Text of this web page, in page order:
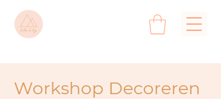
Workshop Decoreren